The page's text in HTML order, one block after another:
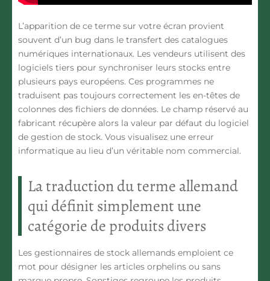
L’apparition de ce terme sur votre écran provient
souvent d’un bug dans le transfert des catalogues
numériques internationaux. Les vendeurs utilisent des
logiciels tiers pour synchroniser leurs stocks entre
plusieurs pays européens. Ces programmes ne
traduisent pas toujours correctement les en-têtes de
colonnes des fichiers de données. Le champ réservé au
fabricant récupère alors la valeur par défaut du logiciel
de gestion de stock. Vous visualisez une erreur
informatique au lieu d’un véritable nom commercial.
La traduction du terme allemand
qui définit simplement une
catégorie de produits divers
Les gestionnaires de stock allemands emploient ce
mot pour désigner les articles orphelins ou sans